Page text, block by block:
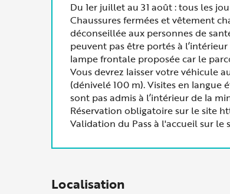
Du 1er juillet au 31 août : tous les
Chaussures fermées et vêtement
déconseillée aux personnes de
peuvent pas être portés à
lampe frontale proposée car le
Vous devrez laisser votre véhicule
(dénivelé 100 m). Visites en langue
sont pas admis à l’intérieur de la
Réservation obligatoire sur le site
Validation du Pass à l'accueil sur le
Localisation